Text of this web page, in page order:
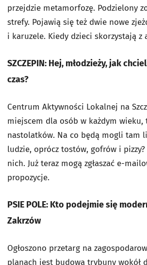
przejdzie metamorfozę. Podzielony
strefy. Pojawią się też dwie nowe
i karuzele. Kiedy dzieci skorzystają z
SZCZEPIN: Hej, młodzieży, jak
czas?
Centrum Aktywności Lokalnej na
miejscem dla osób w każdym wieku,
nastolatków. Na co będą mogli tam
ludzie, oprócz tostów, gofrów i pizzy?
nich. Już teraz mogą zgłaszać e-
propozycje.
PSIE POLE: Kto podejmie się
Zakrzów
Ogłoszono przetarg na
planach jest budowa trybuny wokół